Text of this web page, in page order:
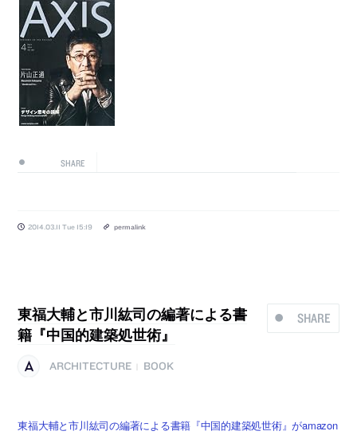
SHARE
2014.03.11 Tue 15:19 permalink
SHARE
東福大輔と市川紘司の編著による書
籍『中国的建築処世術』
ARCHITECTURE BOOK
東福大輔と市川紘司の編著による書籍『中国的建築処世術』がamazon